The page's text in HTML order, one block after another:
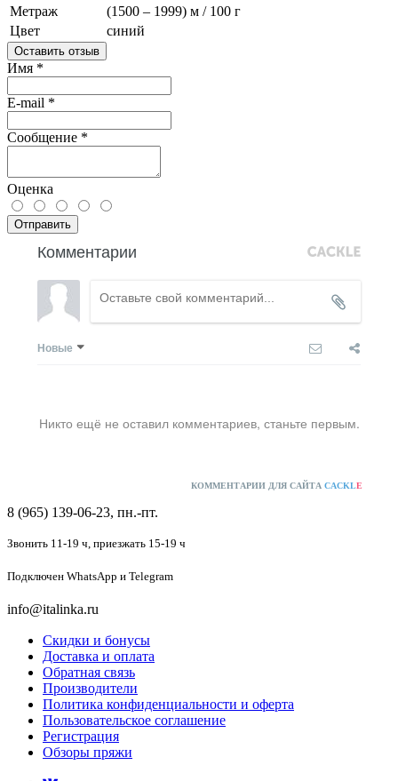
Метраж
(1500 – 1999) м / 100 г
Цвет
синий
Оставить отзыв
Имя *
E-mail *
Сообщение *
Оценка
Отправить
Комментарии
Новые
Никто ещё не оставил комментариев, станьте первым.
КОММЕНТАРИИ ДЛЯ САЙТА CACKLE
8 (965) 139-06-23, пн.-пт.
Звонить 11-19 ч, приезжать 15-19 ч
Подключен WhatsApp и Telegram
info@italinka.ru
Скидки и бонусы
Доставка и оплата
Обратная связь
Производители
Политика конфиденциальности и оферта
Пользовательское соглашение
Регистрация
Обзоры пряжи